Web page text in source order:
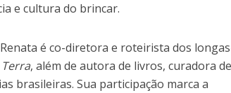
e cultura do brincar.
é co-diretora e roteirista dos
, além de autora de livros, curadora de
brasileiras. Sua participação marca a